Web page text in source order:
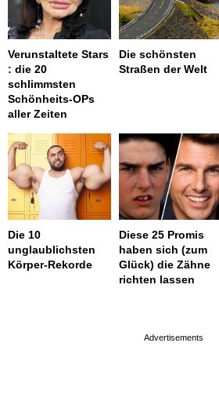
Verunstaltete Stars
: die 20
schlimmsten
Schönheits-OPs
aller Zeiten
Die schönsten
Straßen der Welt
Die 10
unglaublichsten
Körper-Rekorde
Diese 25 Promis
haben sich (zum
Glück) die Zähne
richten lassen